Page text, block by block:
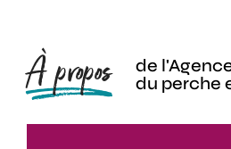
À propos
de
du perche